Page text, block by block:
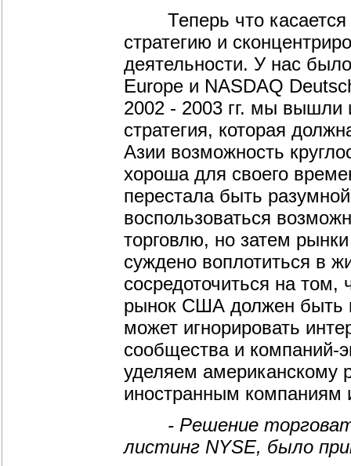
Теперь что касается
стратегию и
деятельности. У нас
Europe и NASDAQ
2002 - 2003 гг. мы вышли
стратегия, которая
Азии возможность
хороша для своего
перестала быть
воспользоваться
торговлю, но затем
суждено воплотиться в
сосредоточиться на
рынок США должен быть
может игнорировать
сообщества и компаний-
уделяем американскому
иностранным
- Решение торговать
листинг NYSE, было